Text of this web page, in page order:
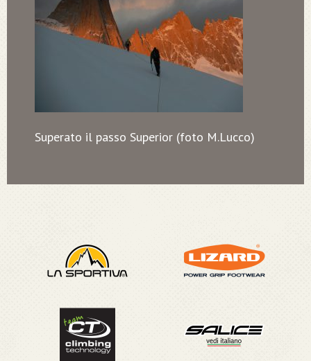
Superato il passo Superior (foto M.Lucco)